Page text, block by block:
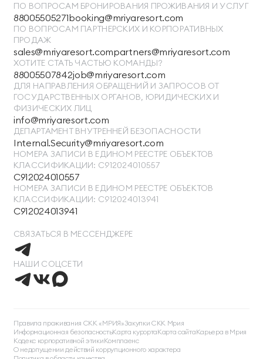
ДОПОЛНИТЕЛЬНЫЙ ТЕЛЕФОН ДЛЯ СВЯЗИ
+74991107964
ПО ВОПРОСАМ БРОНИРОВАНИЯ ПРОЖИВАНИЯ И УСЛУГ
88005505271booking@mriyaresort.com
ПО ВОПРОСАМ ПАРТНЕРСКИХ И КОРПОРАТИВНЫХ
ПРОДАЖ
sales@mriyaresort.compartners@mriyaresort.com
ХОТИТЕ СТАТЬ ЧАСТЬЮ КОМАНДЫ?
88005507842job@mriyaresort.com
ДЛЯ НАПРАВЛЕНИЯ ОБРАЩЕНИЙ И ЗАПРОСОВ ОТ
ГОСУДАРСТВЕННЫХ ОРГАНОВ, ЮРИДИЧЕСКИХ И
ФИЗИЧЕСКИХ ЛИЦ
info@mriyaresort.com
ДЕПАРТАМЕНТ ВНУТРЕННЕЙ БЕЗОПАСНОСТИ
Internal.Security@mriyaresort.com
НОМЕРА ЗАПИСИ В ЕДИНОМ РЕЕСТРЕ ОБЪЕКТОВ
КЛАССИФИКАЦИИ: С912024010557
С912024010557
НОМЕРА ЗАПИСИ В ЕДИНОМ РЕЕСТРЕ ОБЪЕКТОВ
КЛАССИФИКАЦИИ: С912024013941
С912024013941
СВЯЗАТЬСЯ В МЕССЕНДЖЕРЕ
НАШИ СОЦСЕТИ
Правила проживания СКК «МРИЯ»Закупки СКК Мрия
Информационная безопасностьКарта курортаКарта сайтаКарьера в Мрия
Кодекс корпоративной этикиКомплаенс
О недопущении действий коррупционного характера